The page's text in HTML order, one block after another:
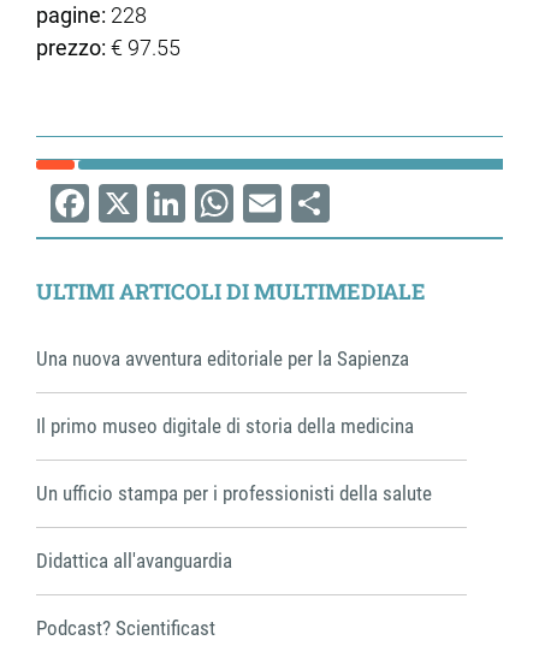
pagine: 228
prezzo: € 97.55
Facebook
X LinkedIn
WhatsApp
EmailShare
ULTIMI ARTICOLI DI MULTIMEDIALE
Una nuova avventura editoriale per la Sapienza
Il primo museo digitale di storia della medicina
Un ufficio stampa per i professionisti della salute
Didattica all'avanguardia
Podcast? Scientificast